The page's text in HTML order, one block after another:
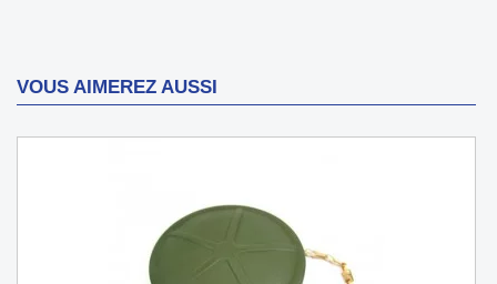
VOUS AIMEREZ AUSSI